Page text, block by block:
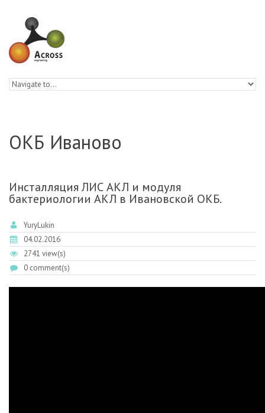
ОКБ Иваново
Инсталляция ЛИС АКЛ и модуля
бактериологии АКЛ в Ивановской ОКБ.
YuryLukin
04.02.2016
2741 view(s)
0 comment(s)